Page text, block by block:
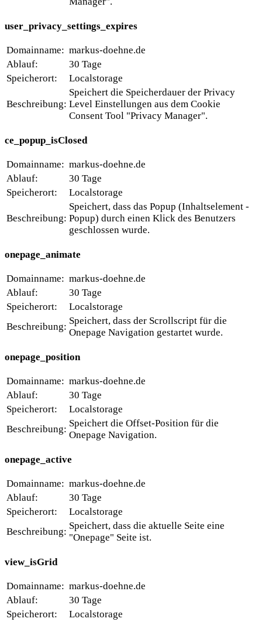
user_privacy_settings_expires
Domainname: markus-doehne.de
Ablauf:
30 Tage
Speicherort:
Localstorage
Beschreibung:
Speichert die Speicherdauer der Privacy
Level Einstellungen aus dem Cookie
Consent Tool "Privacy Manager".
ce_popup_isClosed
Domainname: markus-doehne.de
Ablauf:
30 Tage
Speicherort:
Localstorage
Beschreibung:
Speichert, dass das Popup (Inhaltselement -
Popup) durch einen Klick des Benutzers
geschlossen wurde.
onepage_animate
Domainname: markus-doehne.de
Ablauf:
30 Tage
Speicherort:
Localstorage
Beschreibung:
Speichert, dass der Scrollscript für die
Onepage Navigation gestartet wurde.
onepage_position
Domainname: markus-doehne.de
Ablauf:
30 Tage
Speicherort:
Localstorage
Beschreibung:
Speichert die Offset-Position für die
Onepage Navigation.
onepage_active
Domainname: markus-doehne.de
Ablauf:
30 Tage
Speicherort:
Localstorage
Beschreibung:
Speichert, dass die aktuelle Seite eine
"Onepage" Seite ist.
view_isGrid
Domainname: markus-doehne.de
Ablauf:
30 Tage
Speicherort:
Localstorage